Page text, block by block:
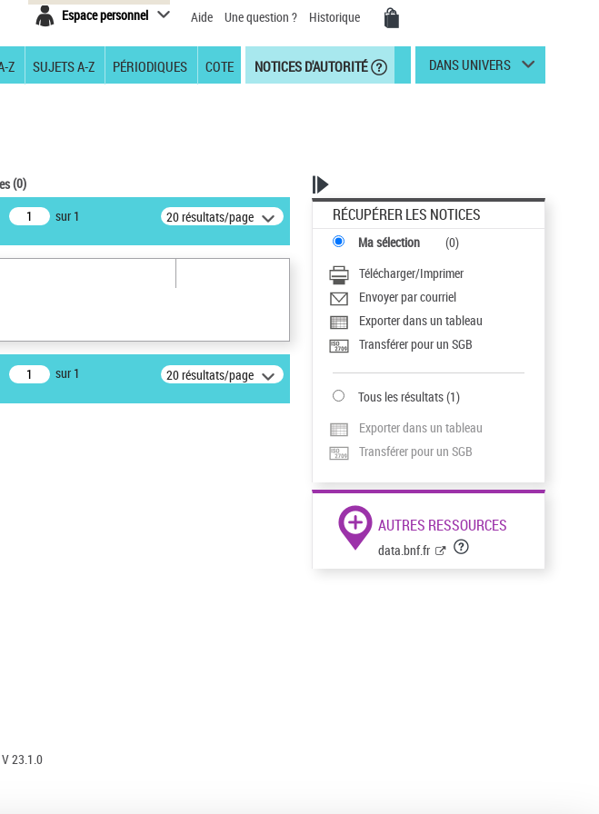
Espace personnel Aide Une question ? Historique
Z SUJETS A-Z PÉRIODIQUES COTE NOTICES D'AUTORITÉ DANS UNIVERS
(0)
sur 1 20 résultats/page
sur 1 20 résultats/page
RÉCUPÉRER LES NOTICES
Ma sélection (0)
Télécharger/Imprimer
Envoyer par courriel
Exporter dans un tableau
Transférer pour un SGB
Tous les résultats(1)
Exporter dans un tableau
Transférer pour un SGB
AUTRES RESSOURCES
data.bnf.fr
V 23.1.0